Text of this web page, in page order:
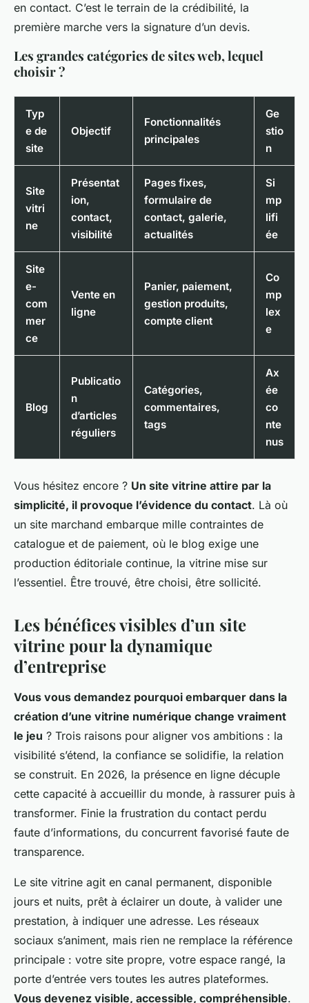
en contact. C’est le terrain de la crédibilité, la
première marche vers la signature d’un devis.
Les grandes catégories de sites web, lequel
choisir ?
Typ
e de
site
Objectif
Fonctionnalités
principales
Ge
stio
n
Site
vitri
ne
Présentat
ion,
contact,
visibilité
Pages fixes,
formulaire de
contact, galerie,
actualités
Si
mp
lifi
ée
Site
e-
com
mer
ce
Vente en
ligne
Panier, paiement,
gestion produits,
compte client
Co
mp
lex
e
Blog
Publicatio
n
d’articles
réguliers
Catégories,
commentaires,
tags
Ax
ée
co
nte
nus
Vous hésitez encore ? Un site vitrine attire par la
simplicité, il provoque l’évidence du contact. Là où
un site marchand embarque mille contraintes de
catalogue et de paiement, où le blog exige une
production éditoriale continue, la vitrine mise sur
l’essentiel. Être trouvé, être choisi, être sollicité.
Les bénéfices visibles d’un site
vitrine pour la dynamique
d’entreprise
Vous vous demandez pourquoi embarquer dans la
création d’une vitrine numérique change vraiment
le jeu ? Trois raisons pour aligner vos ambitions : la
visibilité s’étend, la confiance se solidifie, la relation
se construit. En 2026, la présence en ligne décuple
cette capacité à accueillir du monde, à rassurer puis à
transformer. Finie la frustration du contact perdu
faute d’informations, du concurrent favorisé faute de
transparence.
Le site vitrine agit en canal permanent, disponible
jours et nuits, prêt à éclairer un doute, à valider une
prestation, à indiquer une adresse. Les réseaux
sociaux s’animent, mais rien ne remplace la référence
principale : votre site propre, votre espace rangé, la
porte d’entrée vers toutes les autres plateformes.
Vous devenez visible, accessible, compréhensible.